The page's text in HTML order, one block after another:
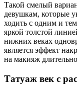
Такой смелый
девушкам, которые
ходить с одним и
яркой толстой
нижних веках
является эффект
на макияж
Татуаж век с